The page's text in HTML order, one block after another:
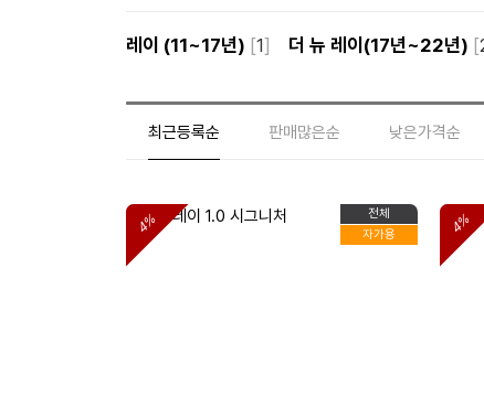
레이 (11~17년) [1] 더 뉴 레이(17년~22년) [
최근등록순 판매많은순 낮은가격순
전체
자가용
4% 4%